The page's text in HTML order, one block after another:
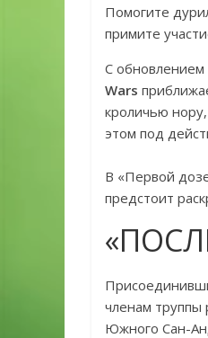
Помогите
примите
С обновлением
Wars
кроличью
этом под
В «Первой
предстоит
членам труппы
Южного Сан-